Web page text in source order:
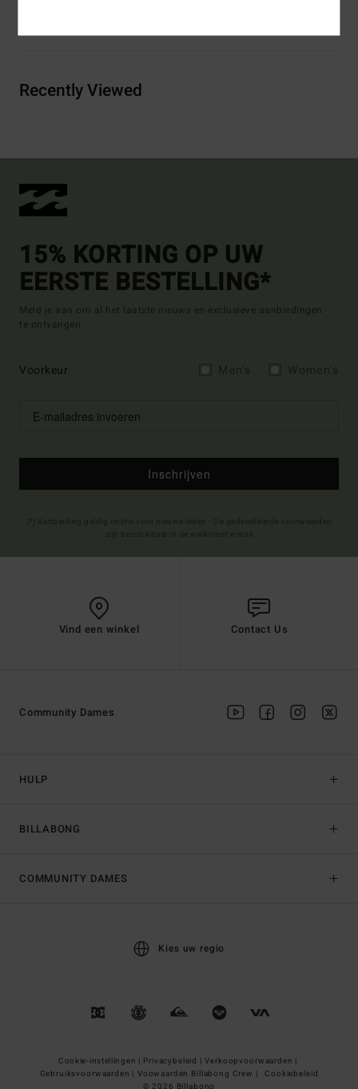
Recently Viewed
15% KORTING OP UW
EERSTE BESTELLING*
Meld je aan om al het laatste nieuws en exclusieve aanbiedingen
te ontvangen.
Voorkeur
Inschrijven
Vind een winkel Contact Us
HULP
BILLABONG
Community Dames
COMMUNITY DAMES
Kies uw regio
Cookie-instellingen | Privacybeleid | Verkoopvoorwaarden |
Gebruiksvoorwaarden | Voowaarden Billabong Crew |
Cookiebeleid